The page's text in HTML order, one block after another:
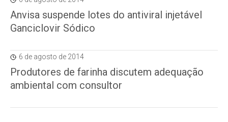
Anvisa suspende lotes do antiviral injetável
Ganciclovir Sódico
6 de agosto de 2014
Produtores de farinha discutem adequação
ambiental com consultor